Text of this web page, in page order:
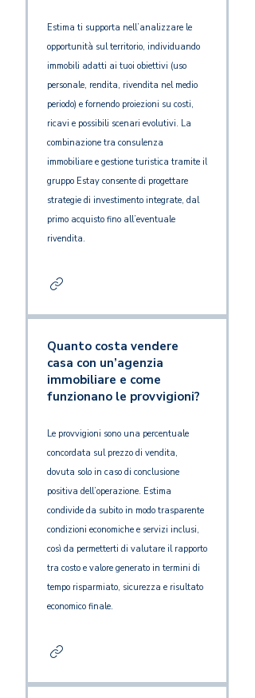
Estima ti supporta nell’analizzare le
opportunità sul territorio, individuando
immobili adatti ai tuoi obiettivi (uso
personale, rendita, rivendita nel medio
periodo) e fornendo proiezioni su costi,
ricavi e possibili scenari evolutivi. La
combinazione tra consulenza
immobiliare e gestione turistica tramite il
gruppo Estay consente di progettare
strategie di investimento integrate, dal
primo acquisto fino all’eventuale
rivendita.
Quanto costa vendere
casa con un’agenzia
immobiliare e come
funzionano le provvigioni?
Le provvigioni sono una percentuale
concordata sul prezzo di vendita,
dovuta solo in caso di conclusione
positiva dell’operazione. Estima
condivide da subito in modo trasparente
condizioni economiche e servizi inclusi,
così da permetterti di valutare il rapporto
tra costo e valore generato in termini di
tempo risparmiato, sicurezza e risultato
economico finale.